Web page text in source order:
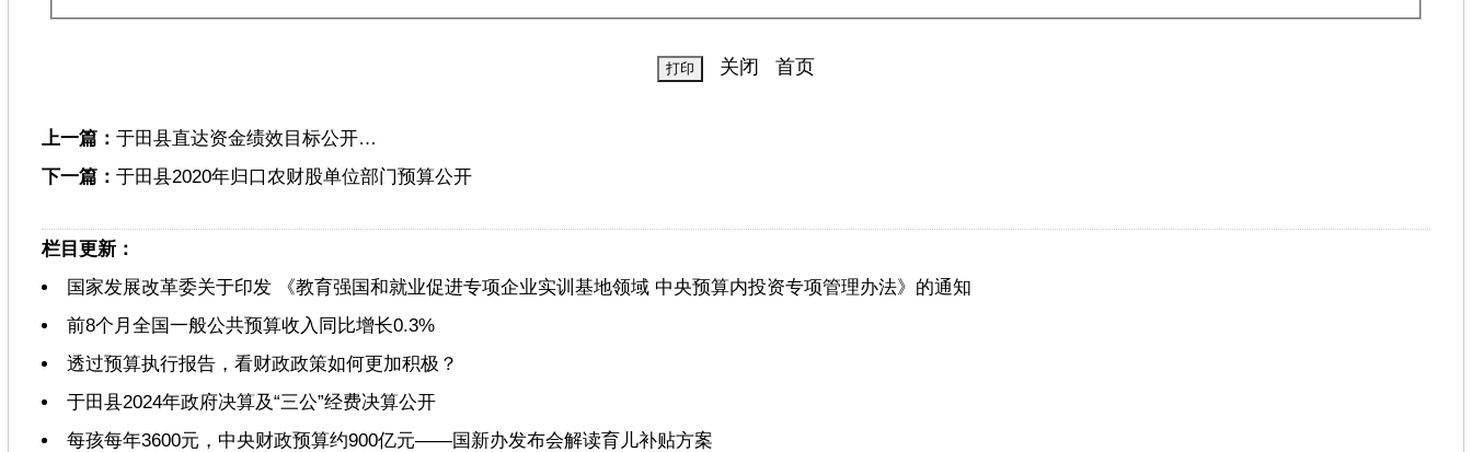
关闭 首页
上一篇： 于田县直达资金绩效目标公开…
下一篇： 于田县2020年归口农财股单位部门预算公开
栏目更新：
国家发展改革委关于印发 《教育强国和就业促进专项企业实训基地领域 中央预算内投资专项管理办法》的通知
前8个月全国一般公共预算收入同比增长0.3%
透过预算执行报告，看财政政策如何更加积极？
于田县2024年政府决算及“三公”经费决算公开
每孩每年3600元，中央财政预算约900亿元——国新办发布会解读育儿补贴方案